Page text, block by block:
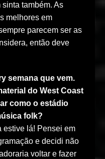
também. As
melhores em
parecem ser as
então deve
semana que vem.
do West Coast
como o estádio
folk?
estive lá! Pensei em
e decidi não
voltar e fazer